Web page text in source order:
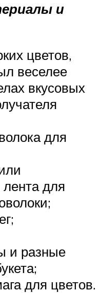
и
цветов,
веселее
вкусовых
для
для
и разные
для цветов.